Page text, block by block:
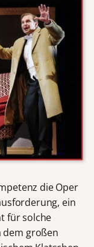
die Oper
ein
für solche
dem großen